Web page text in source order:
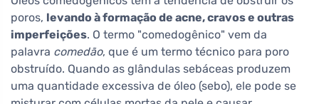
poros, levando à formação de acne, cravos e outras
imperfeições. O termo "comedogênico" vem da
palavra comedão, que é um termo técnico para poro
obstruído. Quando as glândulas sebáceas produzem
uma quantidade excessiva de óleo (sebo), ele pode se